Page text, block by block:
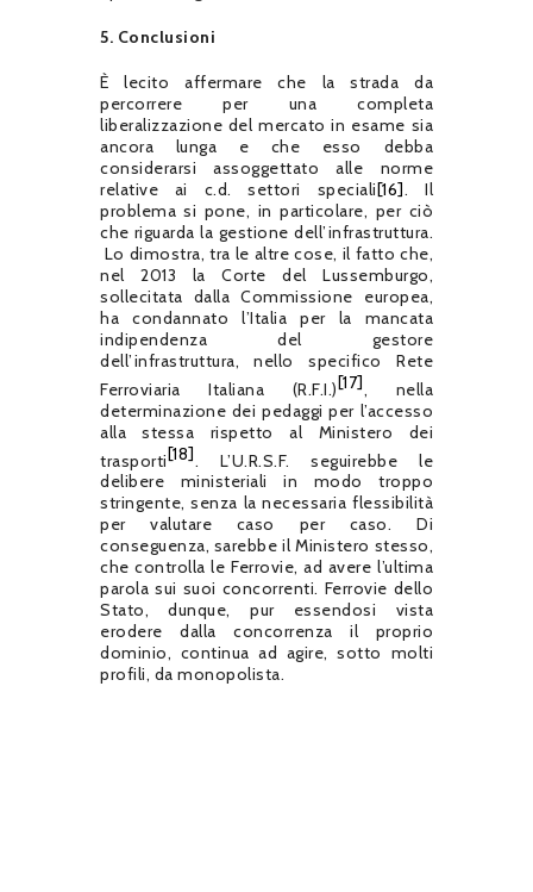
5. Conclusioni
È lecito affermare che la strada da
percorrere per una completa
liberalizzazione del mercato in esame sia
ancora lunga e che esso debba
considerarsi assoggettato alle norme
relative ai c.d. settori speciali[16]. Il
problema si pone, in particolare, per ciò
che riguarda la gestione dell’infrastruttura.
Lo dimostra, tra le altre cose, il fatto che,
nel 2013 la Corte del Lussemburgo,
sollecitata dalla Commissione europea,
ha condannato l’Italia per la mancata
indipendenza del gestore
dell’infrastruttura, nello specifico Rete
Ferroviaria Italiana (R.F.I.)[17], nella
determinazione dei pedaggi per l’accesso
alla stessa rispetto al Ministero dei
trasporti[18]. L’U.R.S.F. seguirebbe le
delibere ministeriali in modo troppo
stringente, senza la necessaria flessibilità
per valutare caso per caso. Di
conseguenza, sarebbe il Ministero stesso,
che controlla le Ferrovie, ad avere l’ultima
parola sui suoi concorrenti. Ferrovie dello
Stato, dunque, pur essendosi vista
erodere dalla concorrenza il proprio
dominio, continua ad agire, sotto molti
profili, da monopolista.